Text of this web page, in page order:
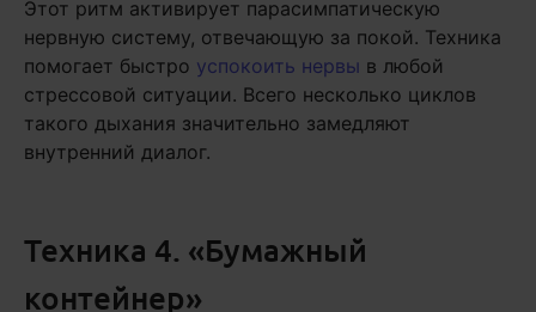
Этот ритм активирует парасимпатическую
нервную систему, отвечающую за покой. Техника
помогает быстро успокоить нервы в любой
стрессовой ситуации. Всего несколько циклов
такого дыхания значительно замедляют
внутренний диалог.
Техника 4. «Бумажный
контейнер»